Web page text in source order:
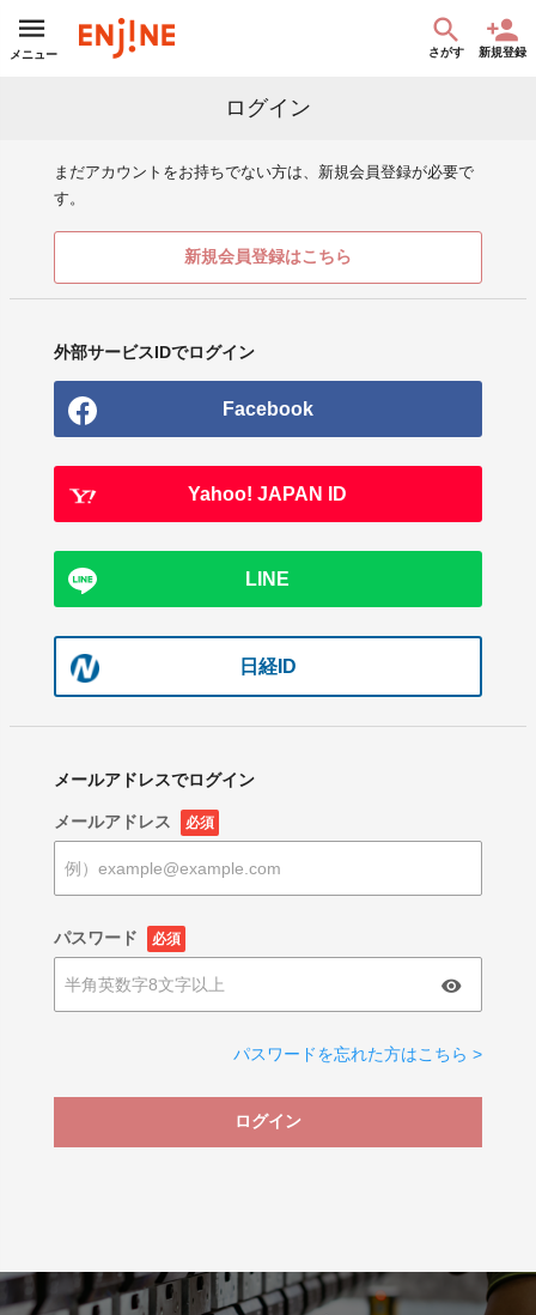
メニュー さがす 新規登録
ログイン
まだアカウントをお持ちでない方は、新規会員登録が必要で
す。
新規会員登録はこちら
外部サービスIDでログイン
Facebook
Yahoo! JAPAN ID
LINE
日経ID
メールアドレスでログイン
メールアドレス 必須
パスワード 必須
パスワードを忘れた方はこちら >
ログイン